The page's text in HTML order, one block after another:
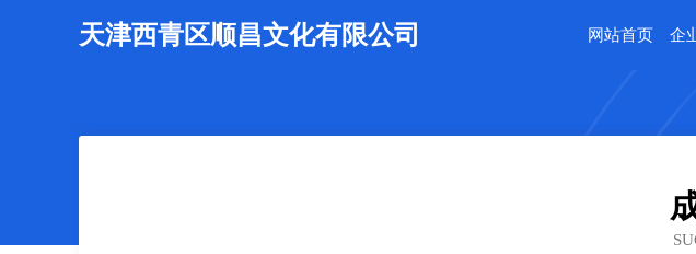
天津西青区顺昌文化有限公司 网站首页 企